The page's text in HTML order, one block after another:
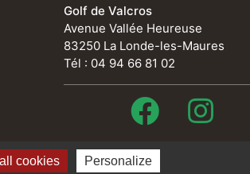
Golf de Valcros
Avenue Vallée Heureuse
83250 La Londe-les-Maures
Tél : 04 94 66 81 02
légales & crédits Politique de
cookies Personalize